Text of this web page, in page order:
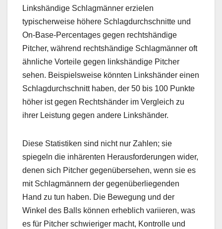
Linkshändige Schlagmänner erzielen
typischerweise höhere Schlagdurchschnitte und
On-Base-Percentages gegen rechtshändige
Pitcher, während rechtshändige Schlagmänner oft
ähnliche Vorteile gegen linkshändige Pitcher
sehen. Beispielsweise könnten Linkshänder einen
Schlagdurchschnitt haben, der 50 bis 100 Punkte
höher ist gegen Rechtshänder im Vergleich zu
ihrer Leistung gegen andere Linkshänder.
Diese Statistiken sind nicht nur Zahlen; sie
spiegeln die inhärenten Herausforderungen wider,
denen sich Pitcher gegenübersehen, wenn sie es
mit Schlagmännern der gegenüberliegenden
Hand zu tun haben. Die Bewegung und der
Winkel des Balls können erheblich variieren, was
es für Pitcher schwieriger macht, Kontrolle und